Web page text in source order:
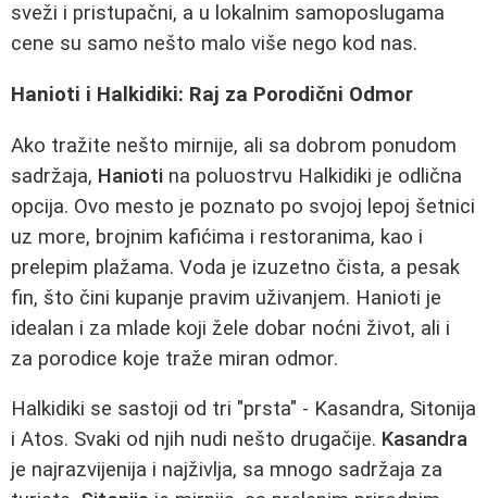
sveži i pristupačni, a u lokalnim samoposlugama
cene su samo nešto malo više nego kod nas.
Hanioti i Halkidiki: Raj za Porodični Odmor
Ako tražite nešto mirnije, ali sa dobrom ponudom
sadržaja, Hanioti na poluostrvu Halkidiki je odlična
opcija. Ovo mesto je poznato po svojoj lepoj šetnici
uz more, brojnim kafićima i restoranima, kao i
prelepim plažama. Voda je izuzetno čista, a pesak
fin, što čini kupanje pravim uživanjem. Hanioti je
idealan i za mlade koji žele dobar noćni život, ali i
za porodice koje traže miran odmor.
Halkidiki se sastoji od tri "prsta" - Kasandra, Sitonija
i Atos. Svaki od njih nudi nešto drugačije. Kasandra
je najrazvijenija i najživlja, sa mnogo sadržaja za